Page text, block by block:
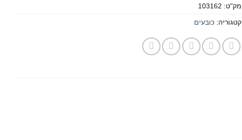
מק"ט: 103162
קטגוריה:כובעים